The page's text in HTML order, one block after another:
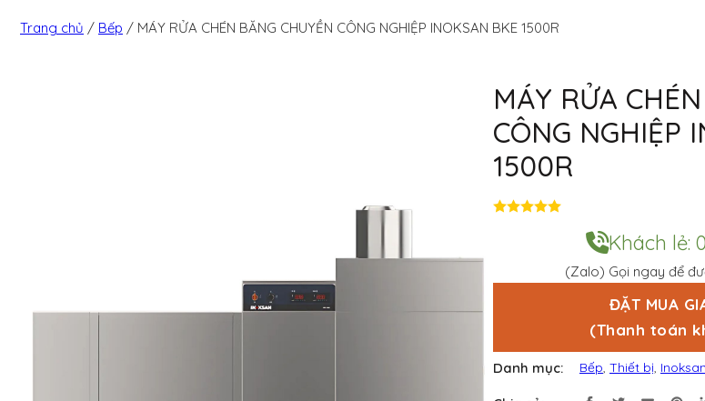
Trang chủ / Bếp / MÁY RỬA CHÉN BĂNG CHUYỀN CÔNG NGHIỆP INOKSAN BKE 1500R
MÁY RỬA
CÔNG NGHIỆP
1500R
g
0
s
Khách lẻ:
(Zalo) Gọi ngay để
ĐẶT MUA
(Thanh toán
Danh mục: Bếp, Thiết bị, Inoksan